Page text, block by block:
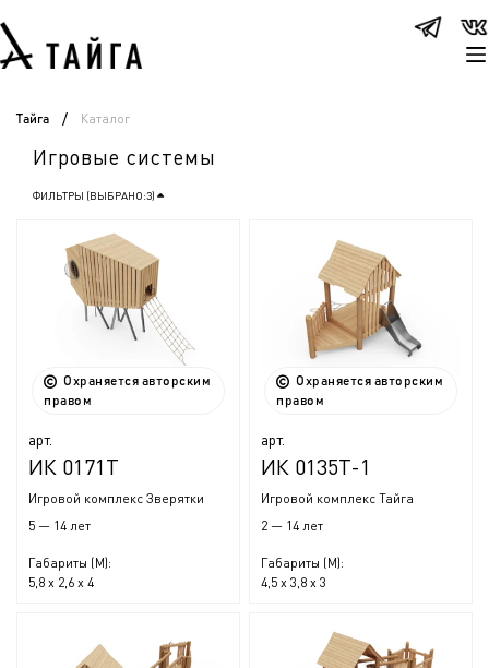
Тайга / Каталог
Игровые системы
ФИЛЬТРЫ (ВЫБРАНО:3)
Охраняется авторским
правом
арт.
ИК 0171Т
Игровой комплекс Зверятки
5 — 14 лет
Габариты (М):
5,8 x 2,6 x 4
Охраняется авторским
правом
арт.
ИК 0135Т-1
Игровой комплекс Тайга
2 — 14 лет
Габариты (М):
4,5 x 3,8 x 3